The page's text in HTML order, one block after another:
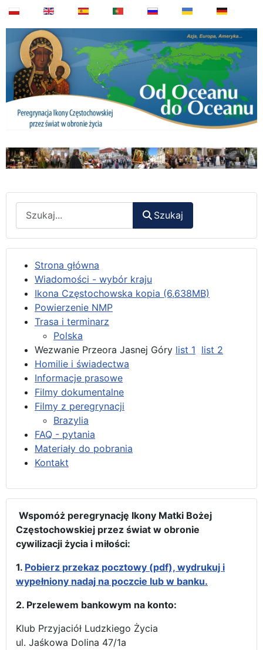
Szukaj
Strona główna
Wiadomości - wybór kraju
Ikona Częstochowska kopia (6,638MB)
Powierzenie NMP
Trasa i terminarz
Polska
Wezwanie Przeora Jasnej Góry list 1 list 2
Homilie i świadectwa
Informacje prasowe
Filmy dokumentalne
Filmy z peregrynacji
Brazylia
FAQ - pytania
Materiały do pobrania
Kontakt
Wspomóż peregrynację Ikony Matki Bożej
Częstochowskiej przez świat w obronie
cywilizacji życia i miłości:
1. Pobierz przekaz pocztowy (pdf), wydrukuj i
wypełniony nadaj na poczcie lub w banku.
2. Przelewem bankowym na konto:
Klub Przyjaciół Ludzkiego Życia
ul. Jaśkowa Dolina 47/1a